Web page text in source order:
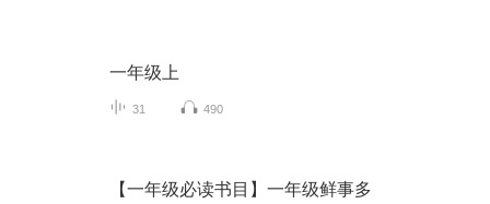
一年级上
31 490
【一年级必读书目】一年级鲜事多